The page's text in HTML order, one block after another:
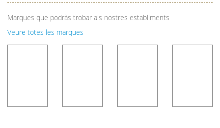
Marques que podràs trobar als nostres establiments
Veure totes les marques